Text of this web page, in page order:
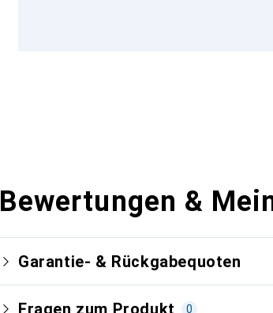
Bewertungen &
Garantie- & Rückgabequoten
Fragen zum Produkt 0